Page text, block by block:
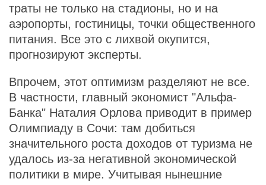
траты не только на стадионы, но и на
аэропорты, гостиницы, точки общественного
питания. Все это с лихвой окупится,
прогнозируют эксперты.
Впрочем, этот оптимизм разделяют не все.
В частности, главный экономист "Альфа-
Банка" Наталия Орлова приводит в пример
Олимпиаду в Сочи: там добиться
значительного роста доходов от туризма не
удалось из-за негативной экономической
политики в мире. Учитывая нынешние